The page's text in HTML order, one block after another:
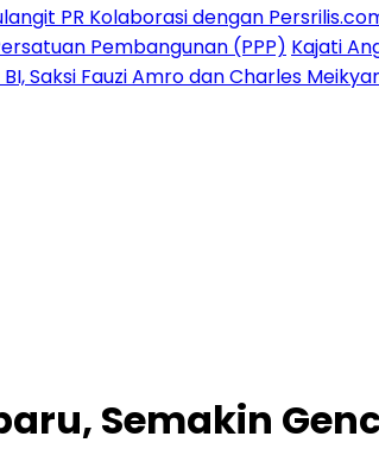
PR Kolaborasi dengan
Pembangunan (PPP) Kajati
Saksi Fauzi Amro dan Charles
Semakin